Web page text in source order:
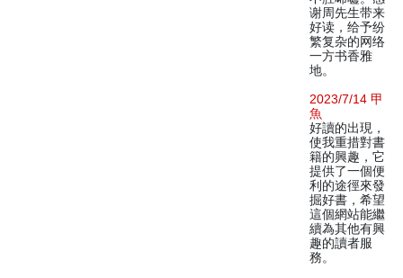
谢周先生带来
好读，给予纷
繁复杂的网络
一方书香雅
地。
2023/7/14 甲
魚
好讀的出現，
使我重措對書
籍的興趣，它
提供了一個便
利的途徑來發
掘好書，希望
這個網站能繼
續為其他有興
趣的讀者服
務。